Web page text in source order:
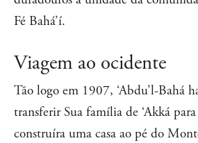
Fé Bahá’í.
Viagem ao ocidente
Tão logo em 1907, ‘Abdu’l-Bahá
transferir Sua família de ‘Akká
construíra uma casa ao pé do